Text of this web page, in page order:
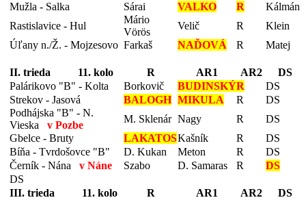
Mužla - Salka
Sárai VALKO R
Kálmán
Rastislavice - Hul
Mário
Vörös
Velič R
Klein
Úľany n./Ž. - Mojzesovo Farkaš NAĎOVÁ R Matej
II. trieda 11. kolo R AR1 AR2
DS
Palárikovo "B" - Kolta
Borkovič BUDINSKÝR
DS
Strekov - Jasová
BALOGH MIKULA R
DS
Podhájska "B" - N.
Vieska v Pozbe
M. Sklenár Nagy R
DS
Gbelce - Bruty
LAKATOSKašník R
DS
Bíňa - Tvrdošovce "B"
D. Kukan Meton R
DS
Černík - Nána v Náne Szabo D. Samaras R
DS
DS
III. trieda 11. kolo
R AR1 AR2
DS